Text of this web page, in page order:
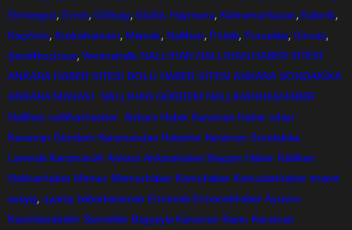
Etimesgut, Evren,Gölbaşı,Güdül, Haymana, Kahramankazan, Kalecik,
Keçiören, Kızılcahamam, Mamak, Nallıhan, Polatlı, Pursaklar,Sincan,
Şereflikoçhisar,Yenimahalle NALLIHAN NALLIHAN HABER SİTESİ
ANKARA HABER SİTESİ BOLU HABER SİTESİ ANKARA SONDAKİKA
ANKARA MASASI NALLIHAN GÜNDEM NALLIHANHASHABER
Nallihan nallihanhasber Ankara Haber Karaman Haber sitesi
Karaman Gündem Karamandan Haberler Karaman Sondakika
Larende Karaman24 Ankara Ankarahaber Beyparı Haber Nallıhan
Nalıhanhaber Memur Memurhaber Kamuhaber Kamudanhaber imaret
asayiş, uyanış haberkaraman Ermenek Ermenekhaber Ayrancı
Kazımkarabekir Sarıveliler Başyayla Karaman Basın Karaman